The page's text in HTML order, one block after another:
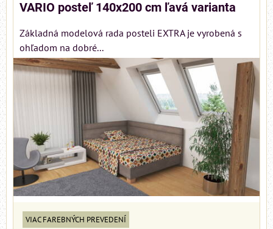
VARIO posteľ 140x200 cm ľavá varianta
Základná modelová rada posteli EXTRA je vyrobená s
ohľadom na dobré...
VIAC FAREBNÝCH PREVEDENÍ